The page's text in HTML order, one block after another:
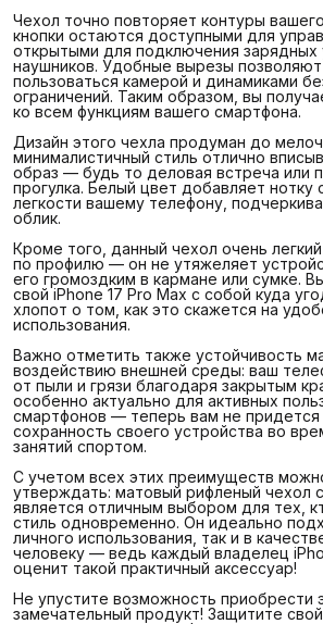
Чехол точно повторяет контуры
кнопки остаются доступными для
открытыми для подключения зарядных
наушников. Удобные вырезы позволяют
пользоваться камерой и динамиками
ограничений. Таким образом, вы
ко всем функциям вашего смартфона.
Дизайн этого чехла продуман до
минималистичный стиль отлично
образ — будь то деловая встреча или
прогулка. Белый цвет добавляет нотку
легкости вашему телефону,
облик.
Кроме того, данный чехол очень
по профилю — он не утяжеляет
его громоздким в кармане или сумке.
свой iPhone 17 Pro Max с собой куда
хлопот о том, как это скажется на
использования.
Важно отметить также устойчивость
воздействию внешней среды: ваш
от пыли и грязи благодаря закрытым
особенно актуально для активных
смартфонов — теперь вам не придется
сохранность своего устройства во
занятий спортом.
С учетом всех этих преимуществ
утверждать: матовый рифленый чехол
является отличным выбором для тех,
стиль одновременно. Он идеально
личного использования, так и в
человеку — ведь каждый владелец
оценит такой практичный аксессуар!
Не упустите возможность приобрести
замечательный продукт! Защитите